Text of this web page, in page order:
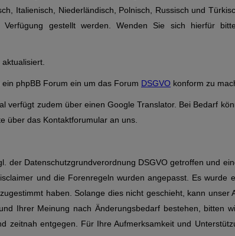
Italienisch, Niederländisch, Polnisch, Russisch und
gestellt werden. Wenden Sie sich hierfür
phpBB Forum ein um das Forum DSGVO konform zu
verfügt zudem über einen Google Translator. Bei Bedarf
über das Kontaktforumular an uns.
der Datenschutzgrundverordnung DSGVO getroffen und
und die Forenregeln wurden angepasst. Es wurde
haben. Solange dies nicht geschieht, kann unser
Ihrer Meinung nach Änderungsbedarf bestehen, bitten
zeitnah entgegen. Für Ihre Aufmerksamkeit und